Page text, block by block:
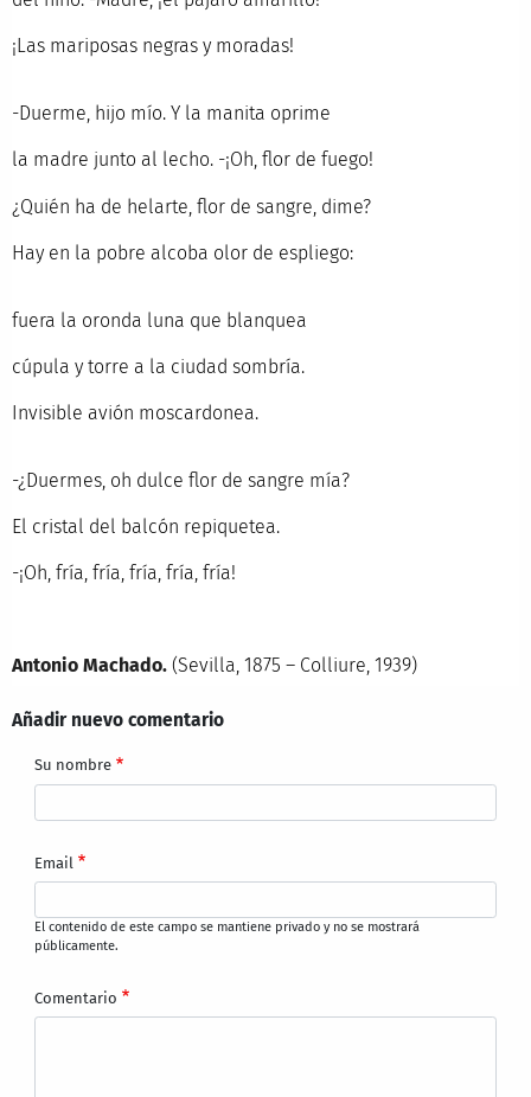
¡Las mariposas negras y moradas!
-Duerme, hijo mío. Y la manita oprime
la madre junto al lecho. -¡Oh, flor de fuego!
¿Quién ha de helarte, flor de sangre, dime?
Hay en la pobre alcoba olor de espliego:
fuera la oronda luna que blanquea
cúpula y torre a la ciudad sombría.
Invisible avión moscardonea.
-¿Duermes, oh dulce flor de sangre mía?
El cristal del balcón repiquetea.
-¡Oh, fría, fría, fría, fría, fría!
Antonio Machado.(Sevilla, 1875 – Colliure, 1939)
Añadir nuevo comentario
Su nombre
Email
El contenido de este campo se mantiene privado y no se mostrará
públicamente.
Comentario